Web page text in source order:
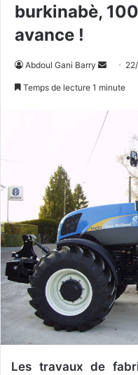
burkinabè,
avance !
Abdoul Gani Barry
o
c
o
u
r
r
e
l
Temps de lecture 1 minute
Les travaux de